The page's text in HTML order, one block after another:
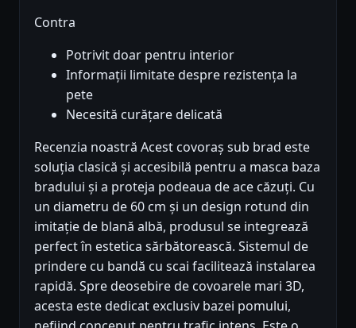
Contra
Potrivit doar pentru interior
Informații limitate despre rezistența la
pete
Necesită curățare delicată
Recenzia noastră Acest covoraș sub brad este
soluția clasică și accesibilă pentru a masca baza
bradului și a proteja podeaua de ace căzuți. Cu
un diametru de 60 cm și un design rotund din
imitație de blană albă, produsul se integrează
perfect în estetica sărbătorească. Sistemul de
prindere cu bandă cu scai facilitează instalarea
rapidă. Spre deosebire de covoarele mari 3D,
acesta este dedicat exclusiv bazei pomului,